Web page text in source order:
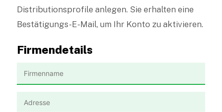
Distributionsprofile anlegen. Sie erhalten eine
Bestätigungs-E-Mail, um Ihr Konto zu aktivieren.
Firmendetails